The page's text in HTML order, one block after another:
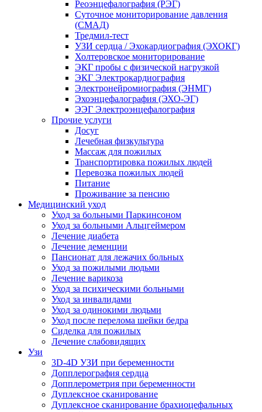
Реоэнцефалография (РЭГ)
Суточное мониторирование давления
(СМАД)
Тредмил-тест
УЗИ сердца / Эхокардиография (ЭХОКГ)
Холтеровское мониторирование
ЭКГ пробы с физической нагрузкой
ЭКГ Электрокардиография
Электронейромиография (ЭНМГ)
Эхоэнцефалография (ЭХО-ЭГ)
ЭЭГ Электроэнцефалография
Прочие услуги
Досуг
Лечебная физкультура
Массаж для пожилых
Транспортировка пожилых людей
Перевозка пожилых людей
Питание
Проживание за пенсию
Медицинский уход
Уход за больными Паркинсоном
Уход за больными Альцгеймером
Лечение диабета
Лечение деменции
Пансионат для лежачих больных
Уход за пожилыми людьми
Лечение варикоза
Уход за психическими больными
Уход за инвалидами
Уход за одинокими людьми
Уход после перелома шейки бедра
Сиделка для пожилых
Лечение слабовидящих
Узи
3D-4D УЗИ при беременности
Допплерография сердца
Допплерометрия при беременности
Дуплексное сканирование
Дуплексное сканирование брахиоцефальных